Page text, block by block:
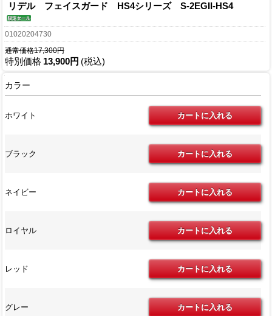
リデル フェイスガード HS4シリーズ S-2EGII-HS4
01020204730
通常価格17,300円
特別価格 13,900円 (税込)
カラー
ホワイト
ブラック
ネイビー
ロイヤル
レッド
グレー